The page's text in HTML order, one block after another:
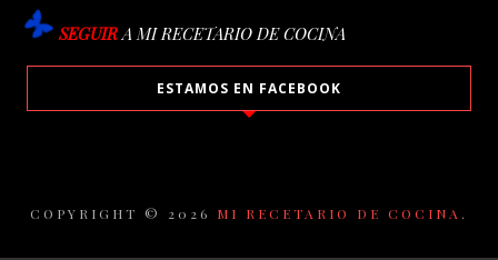
SEGUIR A MI RECETARIO DE COCINA
ESTAMOS EN FACEBOOK
COPYRIGHT © 2026 MI RECETARIO DE COCINA .